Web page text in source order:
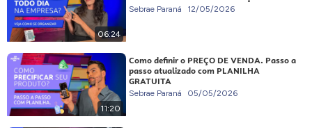
06:24
Sebrae Paraná 12/05/2026
11:20
Como definir o PREÇO DE VENDA. Passo a
passo atualizado com PLANILHA
GRATUITA
Sebrae Paraná 05/05/2026